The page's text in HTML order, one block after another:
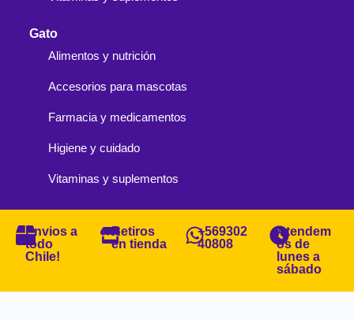
Gato
Alimentos y nutrición
Accesorios para mascotas
Farmacia y medicamentos
Higiene y cuidado
Vitaminas y suplementos
Envios a
todo
Chile!
Retiros
en tienda
+569302
40808
Atendem
os de
lunes a
sábado